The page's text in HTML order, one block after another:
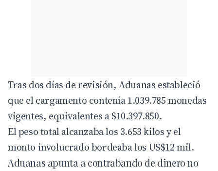
Tras dos días de revisión, Aduanas estableció
que el cargamento contenía 1.039.785 monedas
vigentes, equivalentes a $10.397.850.
El peso total alcanzaba los 3.653 kilos y el
monto involucrado bordeaba los US$12 mil.
Aduanas apunta a contrabando de dinero no